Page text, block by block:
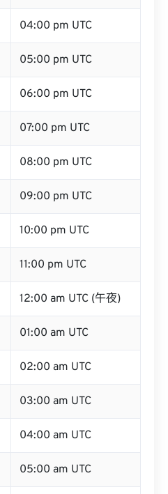
04:00 pm UTC
05:00 pm UTC
06:00 pm UTC
07:00 pm UTC
08:00 pm UTC
09:00 pm UTC
10:00 pm UTC
11:00 pm UTC
12:00 am UTC (午夜)
01:00 am UTC
02:00 am UTC
03:00 am UTC
04:00 am UTC
05:00 am UTC